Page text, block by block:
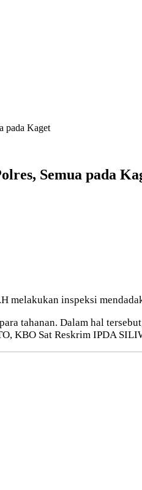
pada Kaget
Semua pada
melakukan inspeksi
tahanan. Dalam hal
KBO Sat Reskrim IPDA